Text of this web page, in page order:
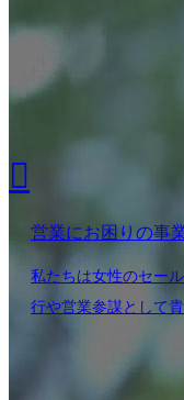

営業にお困りの事
私たちは女性のセー
行や営業参謀として
女性による営業支援
拓営業を戦略的にサ